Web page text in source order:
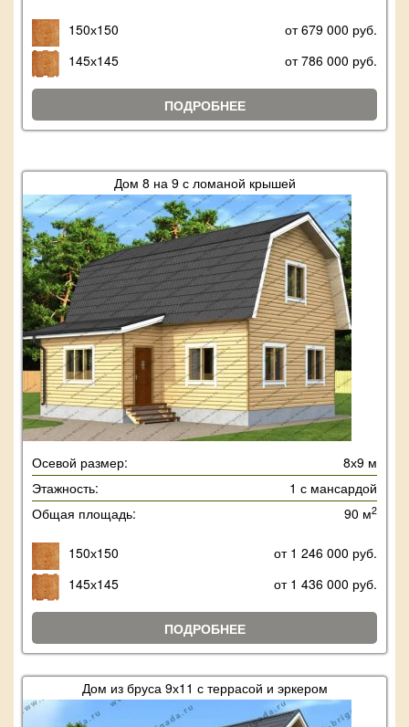
150х150
от 679 000 руб.
145х145
от 786 000 руб.
ПОДРОБНЕЕ
Дом 8 на 9 с ломаной крышей
Осевой размер:
8х9 м
Этажность:
1 с мансардой
Общая площадь:
90 м2
150х150
от 1 246 000 руб.
145х145
от 1 436 000 руб.
ПОДРОБНЕЕ
Дом из бруса 9х11 с террасой и эркером